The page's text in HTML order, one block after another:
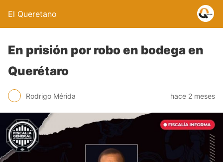
El Queretano
En prisión por robo en bodega en
Querétaro
Rodrigo Mérida hace 2 meses